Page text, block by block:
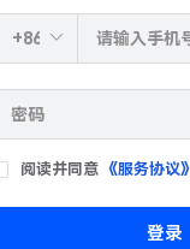
阅读并同意 《服务协议》
登录